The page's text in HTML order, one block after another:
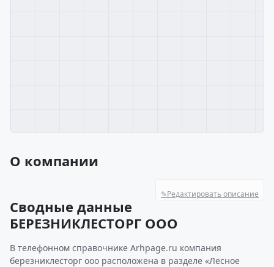
О компании
✎Редактировать описание
Сводные данные
БЕРЕЗНИКЛЕСТОРГ ООО
В телефонном справочнике Arhpage.ru компания
березниклесторг ооо расположена в разделе «Лесное